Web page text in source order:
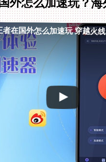
在国外怎么加速玩穿越火